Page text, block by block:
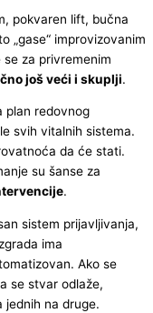
pokvaren lift, bučna
„gase“ improvizovanim
za privremenim
još veći i skuplji.
plan redovnog
svih vitalnih sistema.
da će stati.
su šanse za
.
sistem prijavljivanja,
ima
Ako se
se stvar odlaže,
jednih na druge.